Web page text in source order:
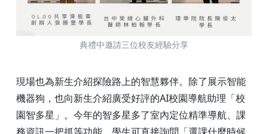
典禮中邀請三位校友經驗分享
現場也為新生介紹探險路上的智慧夥伴。除了展示智能
機器狗，也向新生介紹廣受好評的AI校園導航助理「校
園智多星」。今年的智多星多了室內定位精準導航、課